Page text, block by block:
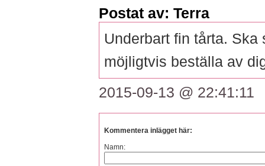
Postat av: Terra
Underbart fin tårta.
möjligtvis beställa av
2015-09-13 @ 22:41:11
Kommentera inlägget här:
Namn: